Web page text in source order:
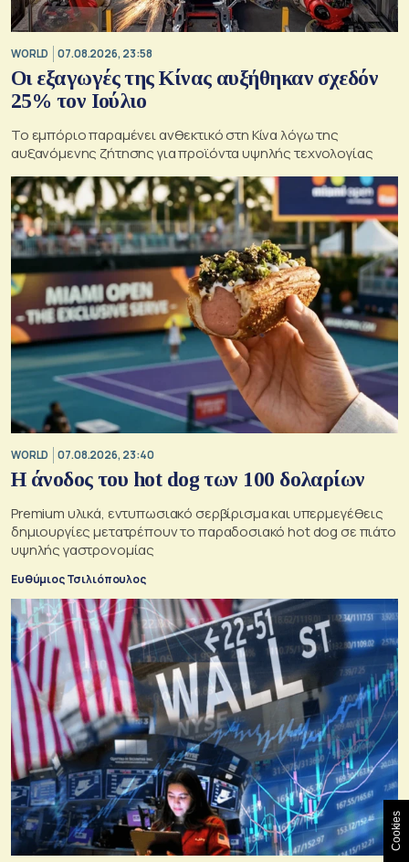
WORLD 07.08.2026, 23:58
Οι εξαγωγές της Κίνας αυξήθηκαν σχεδόν
25% τον Ιούλιο
Το εμπόριο παραμένει ανθεκτικό στη Κίνα λόγω της
αυξανόμενης ζήτησης για προϊόντα υψηλής τεχνολογίας
WORLD 07.08.2026, 23:40
Η άνοδος του hot dog των 100 δολαρίων
Premium υλικά, εντυπωσιακό σερβίρισμα και υπερμεγέθεις
δημιουργίες μετατρέπουν το παραδοσιακό hot dog σε πιάτο
υψηλής γαστρονομίας
Ευθύμιος Τσιλιόπουλος
Cookies